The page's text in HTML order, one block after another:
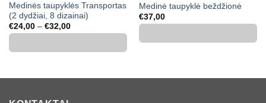
Medinės taupyklės Transportas
(2 dydžiai, 8 dizainai)
€24,00 – €32,00Price
range:
Medinė taupyklė beždžionė
€37,00